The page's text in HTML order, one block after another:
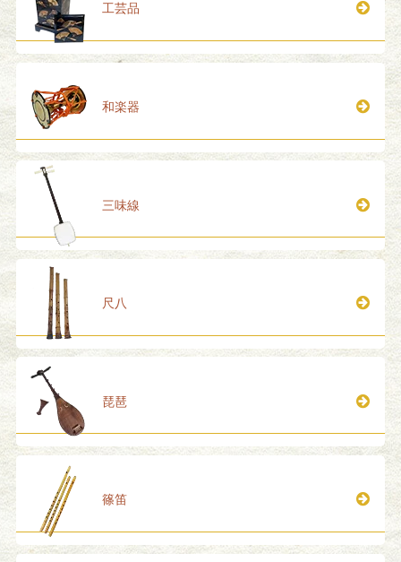
工芸品
和楽器
三味線
尺八
琵琶
篠笛